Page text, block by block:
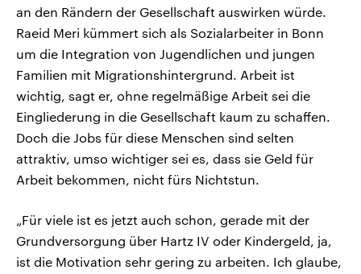
an den Rändern der Gesellschaft auswirken würde.
Raeid Meri kümmert sich als Sozialarbeiter in Bonn
um die Integration von Jugendlichen und jungen
Familien mit Migrationshintergrund. Arbeit ist
wichtig, sagt er, ohne regelmäßige Arbeit sei die
Eingliederung in die Gesellschaft kaum zu schaffen.
Doch die Jobs für diese Menschen sind selten
attraktiv, umso wichtiger sei es, dass sie Geld für
Arbeit bekommen, nicht fürs Nichtstun.
„Für viele ist es jetzt auch schon, gerade mit der
Grundversorgung über Hartz IV oder Kindergeld, ja,
ist die Motivation sehr gering zu arbeiten. Ich glaube,